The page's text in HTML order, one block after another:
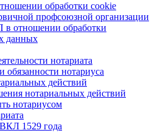
обработки cookie
профсоюзной организации
в отношении обработки
данных
нотариата
обязанности нотариуса
действий
нотариальных действий
нотариусом
1529 года